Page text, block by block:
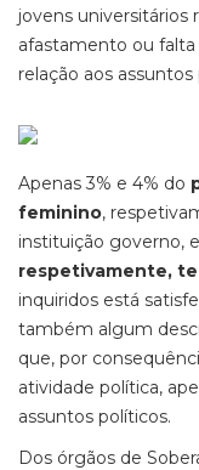
jovens universitários
afastamento ou
relação aos assuntos
Apenas 3% e 4% do
feminino,
instituição governo,
respetivamente,
inquiridos está
também algum
que, por
atividade política,
assuntos políticos.
Dos órgãos de